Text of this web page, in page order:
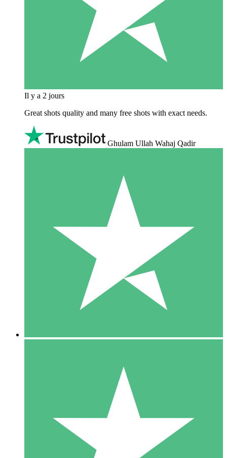
Il y a 2 jours
Great shots quality and many free shots with exact needs.
Ghulam Ullah Wahaj Qadir